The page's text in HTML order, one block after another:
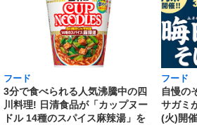
フード
3分で食べられる人気沸騰中の四
川料理! 日清食品が「カップヌー
ドル 14種のスパイス麻辣湯」を
フード
自慢の
サガミ
(火)開